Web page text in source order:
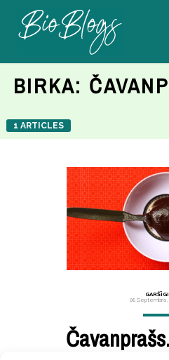
BIRKA:
1 ARTICLES
GARŠĪGI
08 Septembris,